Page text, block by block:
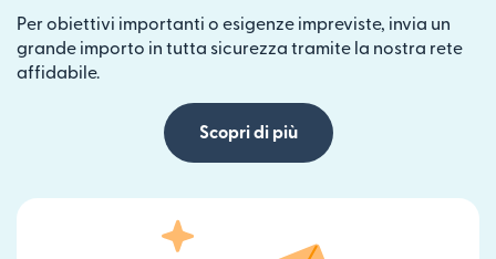
Per obiettivi importanti o esigenze impreviste, invia un
grande importo in tutta sicurezza tramite la nostra rete
affidabile.
Scopri di più